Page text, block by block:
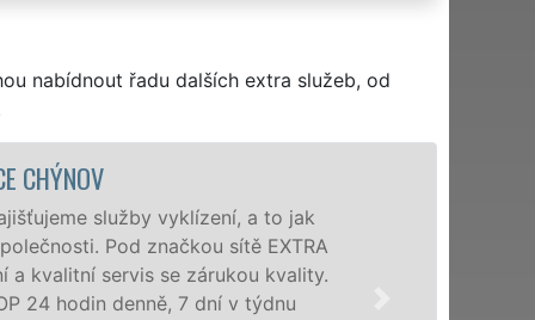
nabídnout řadu dalších extra služeb, od
Společnost EXTRA
poboček levné, přesto
okolí. Poskytujeme tuto
zárukou kvalitně odvedené